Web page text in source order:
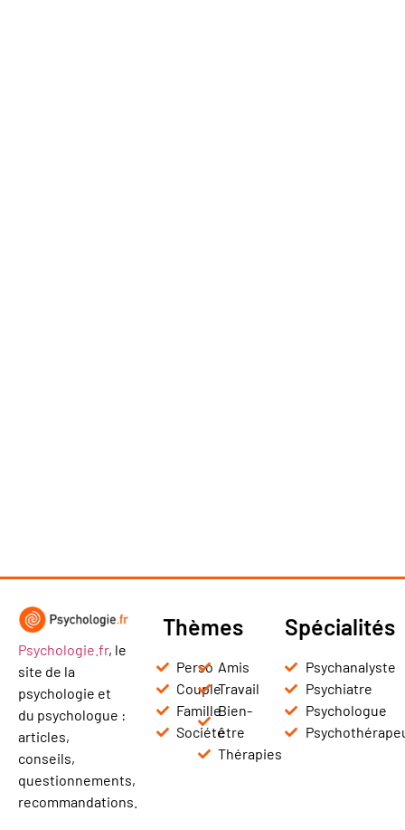
Psychologie.fr, le
site de la
psychologie et
du psychologue :
articles,
conseils,
questionnements,
recommandations.
Thèmes
Perso
Couple
Famille
Société
Amis
Travail
Bien-
être
Thérapies
Spécialités
Psychanalyste
Psychiatre
Psychologue